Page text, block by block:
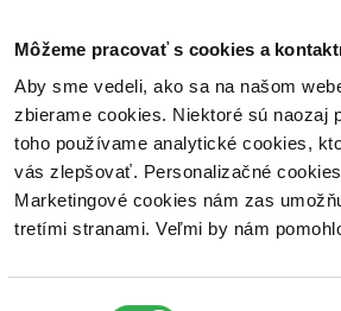
Môžeme pracovať s cookies a
Aby sme vedeli, ako sa na našom
zbierame cookies. Niektoré sú naozaj
toho používame analytické cookies,
vás zlepšovať. Personalizačné
Marketingové cookies nám zas
tretími stranami. Veľmi by nám
Poukážky Kontakt